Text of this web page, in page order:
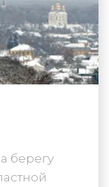
берегу